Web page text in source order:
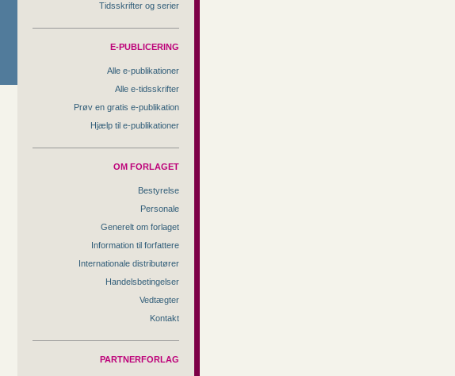
Tidsskrifter og serier
E-PUBLICERING
Alle e-publikationer
Alle e-tidsskrifter
Prøv en gratis e-publikation
Hjælp til e-publikationer
OM FORLAGET
Bestyrelse
Personale
Generelt om forlaget
Information til forfattere
Internationale distributører
Handelsbetingelser
Vedtægter
Kontakt
PARTNERFORLAG